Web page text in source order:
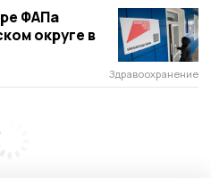
ФАПа
округе в
Здравоохранение